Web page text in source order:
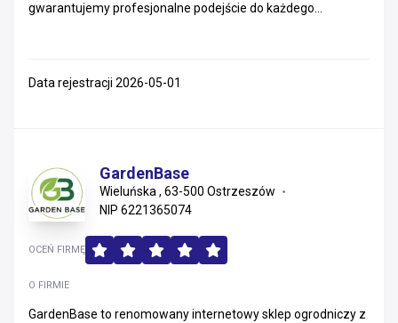
gwarantujemy profesjonalne podejście do każdego...
Data rejestracji 2026-05-01
GardenBase
Wieluńska , 63-500 Ostrzeszów
NIP 6221365074
O FIRMIE
GardenBase to renomowany internetowy sklep ogrodniczy z
OCEŃ FIRMĘ